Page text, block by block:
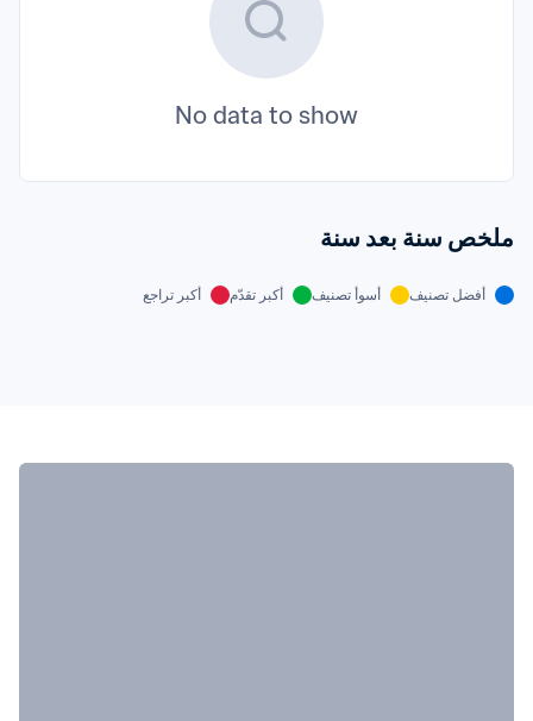
No data to show
ملخص سنة بعد سنة
أفضل تصنيف أسوأ تصنيف أكبر تقدّم أكبر تراجع